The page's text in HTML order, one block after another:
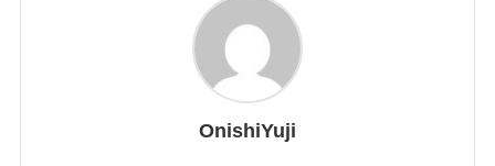
OnishiYuji